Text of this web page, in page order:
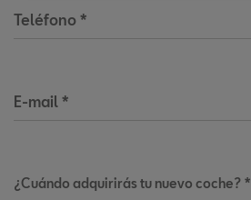
Teléfono *
E-mail *
¿Cuándo adquirirás tu nuevo coche? *